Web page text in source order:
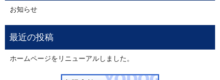
お知らせ
ホームページをリニューアルしました。